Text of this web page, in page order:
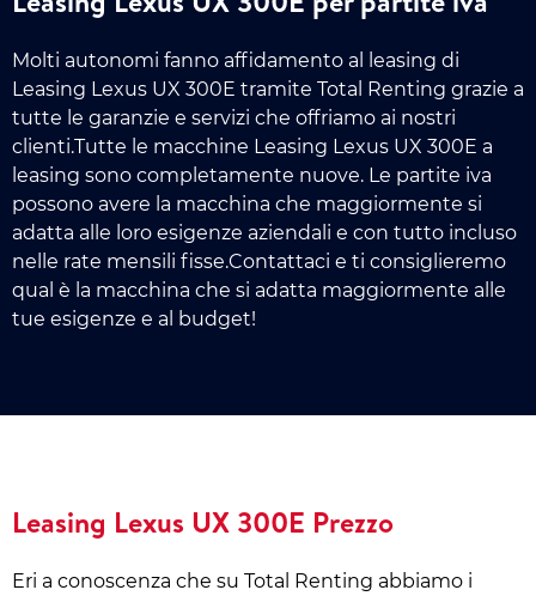
Molti autonomi fanno affidamento al leasing di
Leasing Lexus UX 300E tramite Total Renting grazie a
tutte le garanzie e servizi che offriamo ai nostri
clienti.Tutte le macchine Leasing Lexus UX 300E a
leasing sono completamente nuove. Le partite iva
possono avere la macchina che maggiormente si
adatta alle loro esigenze aziendali e con tutto incluso
nelle rate mensili fisse.Contattaci e ti consiglieremo
qual è la macchina che si adatta maggiormente alle
tue esigenze e al budget!
Leasing Lexus UX 300E Prezzo
Eri a conoscenza che su Total Renting abbiamo i